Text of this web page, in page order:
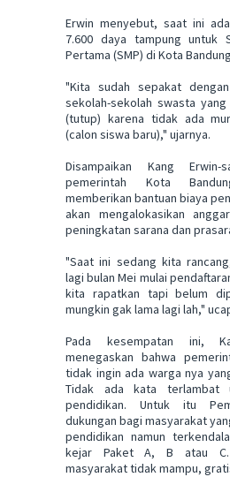
Erwin menyebut, saat ini
7.600 daya tampung untuk
Pertama (SMP) di Kota
"Kita sudah sepakat
sekolah-sekolah swasta
(tutup) karena tidak ada
(calon siswa baru)," ujarnya.
Disampaikan Kang Erwin-
pemerintah Kota
memberikan bantuan biaya
akan mengalokasikan
peningkatan sarana dan
"Saat ini sedang kita
lagi bulan Mei mulai
kita rapatkan tapi belum
mungkin gak lama lagi lah,"
Pada kesempatan ini,
menegaskan bahwa
tidak ingin ada warga nya
Tidak ada kata terlambat
pendidikan. Untuk itu
dukungan bagi masyarakat
pendidikan namun
kejar Paket A, B atau C.
masyarakat tidak mampu,